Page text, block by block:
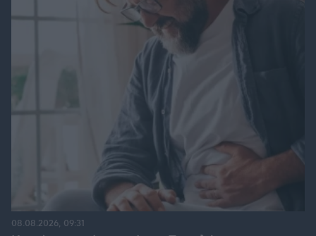
08.08.2026, 09:31